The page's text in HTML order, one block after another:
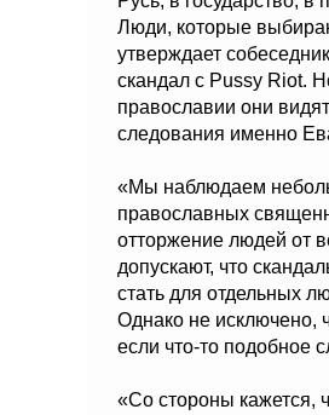
Люди, которые
утверждает
скандал с Pussy Riot.
православии они
следования именно
«Мы наблюдаем
православных
отторжение людей от
допускают, что
стать для отдельных
Однако не исключено,
если что-то подобное
«Со стороны кажется,